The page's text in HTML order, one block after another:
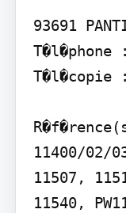
93691
T�l�copie
11400/02/
11507,
11540,